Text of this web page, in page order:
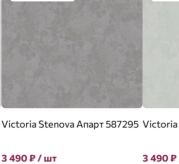
Victoria Stenova Апарт 587295
3 490₽/ шт
Victoria
3 490₽